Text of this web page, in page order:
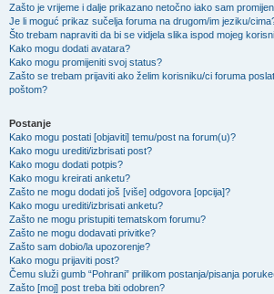
Zašto je vrijeme i dalje prikazano netočno iako sam
Je li moguć prikaz sučelja foruma na drugom/im jeziku/
Što trebam napraviti da bi se vidjela slika ispod mojeg
Kako mogu dodati avatara?
Kako mogu promijeniti svoj status?
Zašto se trebam prijaviti ako želim korisniku/ci foruma
poštom?
Postanje
Kako mogu postati [objaviti] temu/post na forum(u)?
Kako mogu urediti/izbrisati post?
Kako mogu dodati potpis?
Kako mogu kreirati anketu?
Zašto ne mogu dodati još [više] odgovora [opcija]?
Kako mogu urediti/izbrisati anketu?
Zašto ne mogu pristupiti tematskom forumu?
Zašto ne mogu dodavati privitke?
Zašto sam dobio/la upozorenje?
Kako mogu prijaviti post?
Čemu služi gumb “Pohrani” prilikom postanja/pisanja
Zašto [moj] post treba biti odobren?